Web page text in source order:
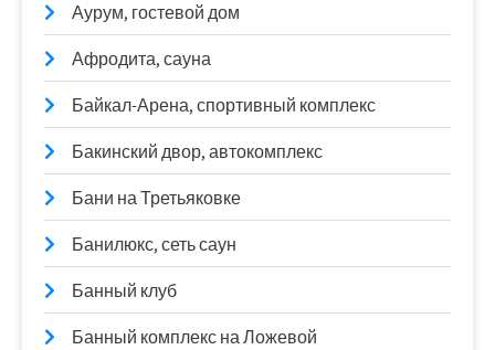
Аурум, гостевой дом
Афродита, сауна
Байкал-Арена, спортивный комплекс
Бакинский двор, автокомплекс
Бани на Третьяковке
Банилюкс, сеть саун
Банный клуб
Банный комплекс на Ложевой